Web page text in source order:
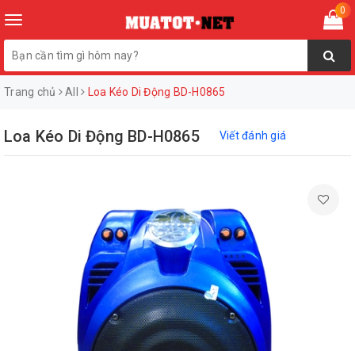
Toggle
navigation
0
Trang chủ All Loa Kéo Di Động BD-H0865
Loa Kéo Di Động BD-H0865 Viết đánh giá